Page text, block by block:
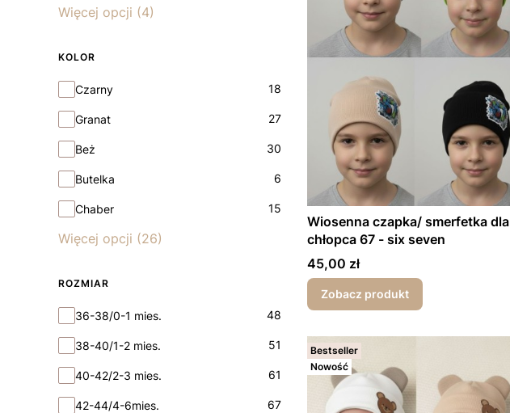
Więcej opcji (4)
KOLOR
KolorCzarny 18
Granat 27
Beż 30
Butelka 6
Chaber 15
Więcej opcji (26)
ROZMIAR
Rozmiar
36-38/0-1 mies. 48
38-40/1-2 mies. 51
40-42/2-3 mies. 61
42-44/4-6mies. 67
Wiosenna czapka/ smerfetka dla
chłopca 67 - six seven
Cena
45,00 zł
Zobacz produkt
Bestseller
Nowość